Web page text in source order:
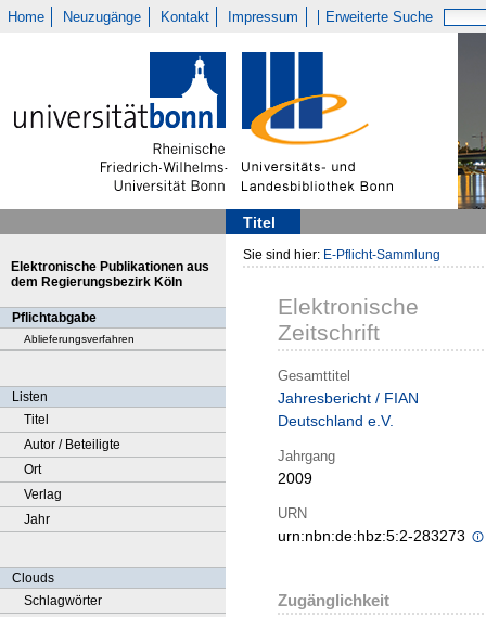
Home Neuzugänge Kontakt Impressum Erweiterte Suche
Titel
Elektronische Publikationen aus
dem Regierungsbezirk Köln
Pflichtabgabe
Ablieferungsverfahren
Listen
Titel
Autor / Beteiligte
Ort
Verlag
Jahr
Clouds
Schlagwörter
Sie sind hier: E-Pflicht-Sammlung
Elektronische
Zeitschrift
Gesamttitel
Jahresbericht / FIAN
Deutschland e.V.
Jahrgang
2009
URN
urn:nbn:de:hbz:5:2-283273
Zugänglichkeit